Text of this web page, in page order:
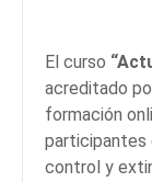
El curso
acreditado
formación
participantes
control y